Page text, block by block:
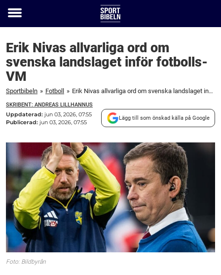
Toggle
Erik Nivas allvarliga ord om
svenska landslaget inför fotbolls-
VM
Sportbibeln » Fotboll » Erik Nivas allvarliga ord om svenska landslaget inför fotbolls-VM
SKRIBENT: ANDREAS LILLHANNUS
Uppdaterad: jun 03, 2026, 07:55
Publicerad: jun 03, 2026, 07:55
Lägg till som önskad källa på Google
Foto: Bildbyrån